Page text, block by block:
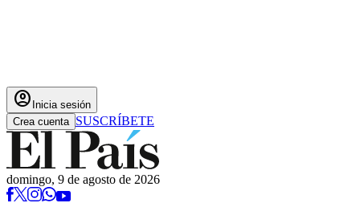
account_circle Inicia sesión
Crea cuenta SUSCRÍBETE
domingo, 9 de agosto de 2026